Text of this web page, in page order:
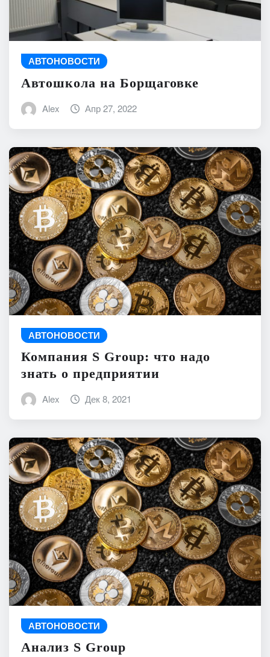
АВТОНОВОСТИ
Автошкола на Борщаговке
Alex Апр 27, 2022
АВТОНОВОСТИ
Компания S Group: что надо
знать о предприятии
Alex Дек 8, 2021
АВТОНОВОСТИ
Анализ S Group